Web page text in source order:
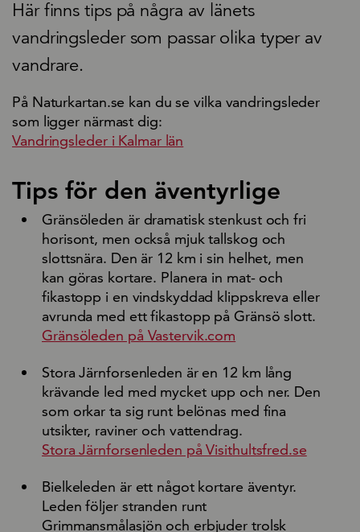
Här finns tips på några av länets
vandringsleder som passar olika typer av
vandrare.
På Naturkartan.se kan du se vilka vandringsleder
som ligger närmast dig:
Vandringsleder i Kalmar län
Tips för den äventyrlige
Gränsöleden är dramatisk stenkust och fri
horisont, men också mjuk tallskog och
slottsnära. Den är 12 km i sin helhet, men
kan göras kortare. Planera in mat- och
fikastopp i en vindskyddad klippskreva eller
avrunda med ett fikastopp på Gränsö slott.
Gränsöleden på Vastervik.com
Stora Järnforsenleden är en 12 km lång
krävande led med mycket upp och ner. Den
som orkar ta sig runt belönas med fina
utsikter, raviner och vattendrag.
Stora Järnforsenleden på Visithultsfred.se
Bielkeleden är ett något kortare äventyr.
Leden följer stranden runt
Grimmansmålasjön och erbjuder trolsk